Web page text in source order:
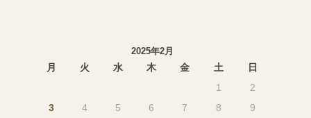
2025年2月
月 火 水 木 金 土
日
1
2
3
4 5 6 7 8
9